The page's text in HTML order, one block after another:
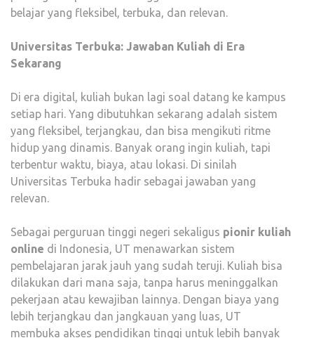
belajar yang fleksibel, terbuka, dan relevan.
Universitas Terbuka: Jawaban Kuliah di Era
Sekarang
Di era digital, kuliah bukan lagi soal datang ke kampus
setiap hari. Yang dibutuhkan sekarang adalah sistem
yang fleksibel, terjangkau, dan bisa mengikuti ritme
hidup yang dinamis. Banyak orang ingin kuliah, tapi
terbentur waktu, biaya, atau lokasi. Di sinilah
Universitas Terbuka hadir sebagai jawaban yang
relevan.
Sebagai perguruan tinggi negeri sekaligus pionir kuliah
online di Indonesia, UT menawarkan sistem
pembelajaran jarak jauh yang sudah teruji. Kuliah bisa
dilakukan dari mana saja, tanpa harus meninggalkan
pekerjaan atau kewajiban lainnya. Dengan biaya yang
lebih terjangkau dan jangkauan yang luas, UT
membuka akses pendidikan tinggi untuk lebih banyak